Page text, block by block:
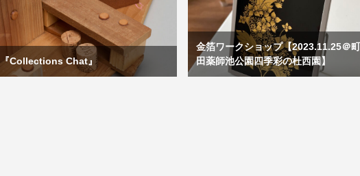
『Collections Chat』
金箔ワークショップ【2023.11.25＠
田薬師池公園四季彩の杜西園】